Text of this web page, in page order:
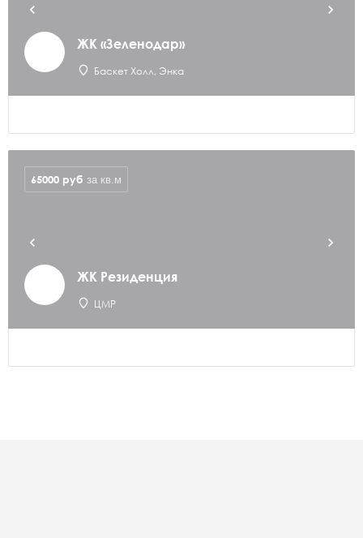
ЖК «Зеленодар»
Баскет Холл, Энка
ЖК Резиденция
ЦМР
65000 руб за кв.м